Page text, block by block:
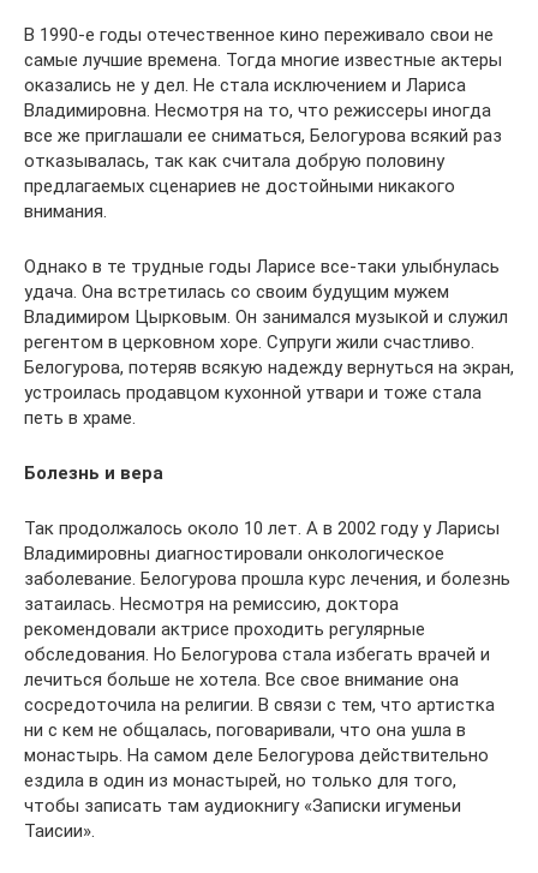
В 1990-е годы отечественное кино переживало свои не
самые лучшие времена. Тогда многие известные актеры
оказались не у дел. Не стала исключением и Лариса
Владимировна. Несмотря на то, что режиссеры иногда
все же приглашали ее сниматься, Белогурова всякий раз
отказывалась, так как считала добрую половину
предлагаемых сценариев не достойными никакого
внимания.
Однако в те трудные годы Ларисе все-таки улыбнулась
удача. Она встретилась со своим будущим мужем
Владимиром Цырковым. Он занимался музыкой и служил
регентом в церковном хоре. Супруги жили счастливо.
Белогурова, потеряв всякую надежду вернуться на экран,
устроилась продавцом кухонной утвари и тоже стала
петь в храме.
Болезнь и вера
Так продолжалось около 10 лет. А в 2002 году у Ларисы
Владимировны диагностировали онкологическое
заболевание. Белогурова прошла курс лечения, и болезнь
затаилась. Несмотря на ремиссию, доктора
рекомендовали актрисе проходить регулярные
обследования. Но Белогурова стала избегать врачей и
лечиться больше не хотела. Все свое внимание она
сосредоточила на религии. В связи с тем, что артистка
ни с кем не общалась, поговаривали, что она ушла в
монастырь. На самом деле Белогурова действительно
ездила в один из монастырей, но только для того,
чтобы записать там аудиокнигу «Записки игуменьи
Таисии».